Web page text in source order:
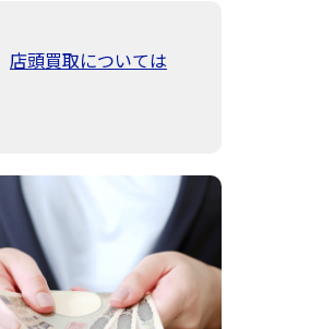
店頭買取については